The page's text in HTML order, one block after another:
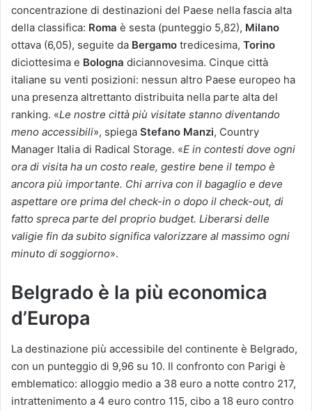
concentrazione di destinazioni del Paese nella fascia alta
della classifica: Roma è sesta (punteggio 5,82), Milano
ottava (6,05), seguite da Bergamo tredicesima, Torino
diciottesima e Bologna diciannovesima. Cinque città
italiane su venti posizioni: nessun altro Paese europeo ha
una presenza altrettanto distribuita nella parte alta del
ranking. «Le nostre città più visitate stanno diventando
meno accessibili», spiega Stefano Manzi, Country
Manager Italia di Radical Storage. «E in contesti dove ogni
ora di visita ha un costo reale, gestire bene il tempo è
ancora più importante. Chi arriva con il bagaglio e deve
aspettare ore prima del check-in o dopo il check-out, di
fatto spreca parte del proprio budget. Liberarsi delle
valigie fin da subito significa valorizzare al massimo ogni
minuto di soggiorno».
Belgrado è la più economica
d’Europa
La destinazione più accessibile del continente è Belgrado,
con un punteggio di 9,96 su 10. Il confronto con Parigi è
emblematico: alloggio medio a 38 euro a notte contro 217,
intrattenimento a 4 euro contro 115, cibo a 18 euro contro